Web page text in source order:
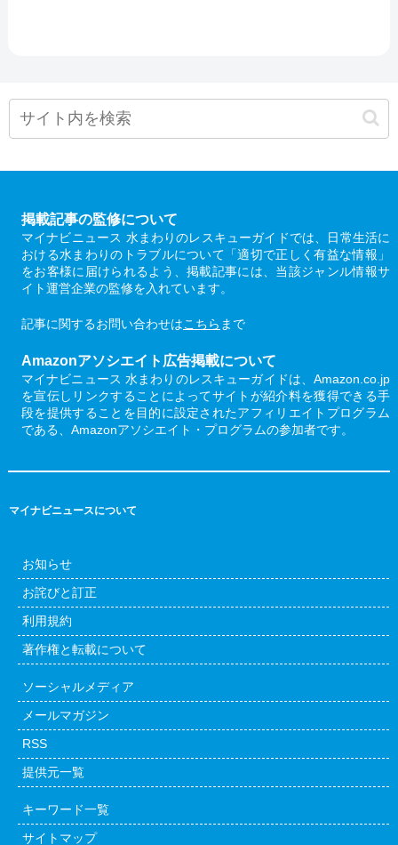
掲載記事の監修について
マイナビニュース 水まわりのレスキューガイドでは、日常生活に
おける水まわりのトラブルについて「適切で正しく有益な情報」
をお客様に届けられるよう、掲載記事には、当該ジャンル情報サ
イト運営企業の監修を入れています。
記事に関するお問い合わせはこちら まで
Amazonアソシエイト広告掲載について
マイナビニュース 水まわりのレスキューガイドは、Amazon.co.jp
を宣伝しリンクすることによってサイトが紹介料を獲得できる手
段を提供することを目的に設定されたアフィリエイトプログラム
である、Amazonアソシエイト・プログラムの参加者です。
マイナビニュースについて
お知らせ
お詫びと訂正
利用規約
著作権と転載について
ソーシャルメディア
メールマガジン
RSS
提供元一覧
キーワード一覧
サイトマップ